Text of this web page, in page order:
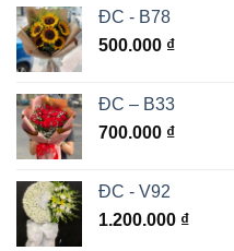
ĐC - B78
500.000 ₫
ĐC – B33
700.000 ₫
ĐC - V92
1.200.000 ₫